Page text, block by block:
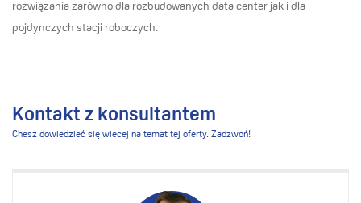
rozwiązania zarówno dla rozbudowanych data center jak i dla
pojdynczych stacji roboczych.
Kontakt z konsultantem
Chesz dowiedzieć się wiecej na temat tej oferty. Zadzwoń!